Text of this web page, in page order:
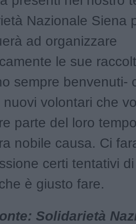
Nazionale Siena
ad organizzare
le sue
sempre benvenuti-
nuovi volontari che
parte del loro
nobile causa. Ci
certi tentativi
è giusto fare.
Solidarietà